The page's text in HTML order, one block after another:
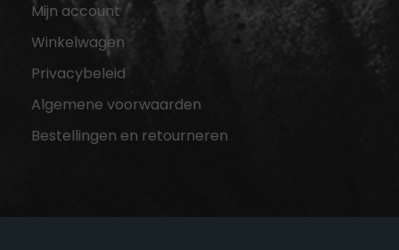
Mijn account
Winkelwagen
Privacybeleid
Algemene voorwaarden
Bestellingen en retourneren